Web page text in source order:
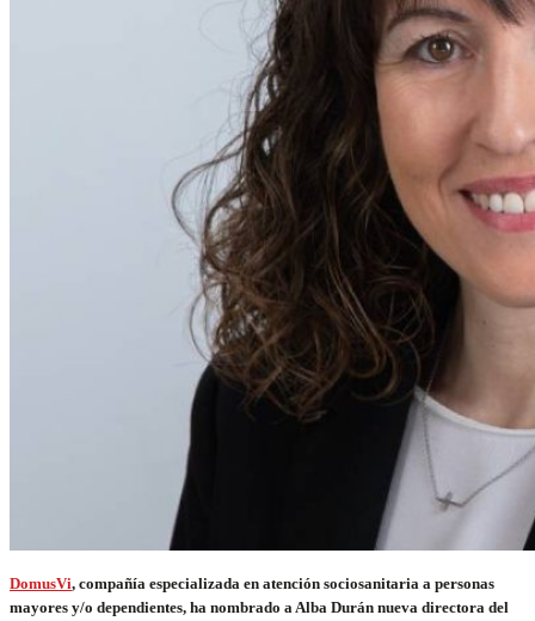
DomusVi, compañía especializada en atención sociosanitaria a personas
mayores y/o dependientes, ha nombrado a Alba Durán nueva directora del